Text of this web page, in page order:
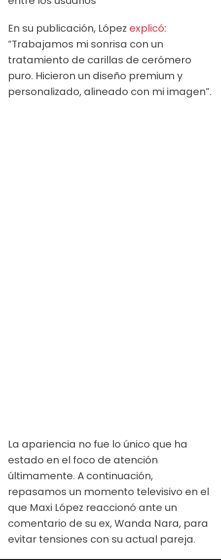
En su publicación, López explicó:
“Trabajamos mi sonrisa con un
tratamiento de carillas de cerómero
puro. Hicieron un diseño premium y
personalizado, alineado con mi imagen”.
La apariencia no fue lo único que ha
estado en el foco de atención
últimamente. A continuación,
repasamos un momento televisivo en el
que Maxi López reaccionó ante un
comentario de su ex, Wanda Nara, para
evitar tensiones con su actual pareja.